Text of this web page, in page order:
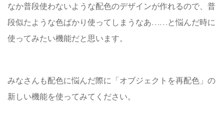
なか普段使わないような配色のデザインが作れるので、普
段似たような色ばかり使ってしまうなあ……と悩んだ時に
使ってみたい機能だと思います。
みなさんも配色に悩んだ際に「オブジェクトを再配色」の
新しい機能を使ってみてください。